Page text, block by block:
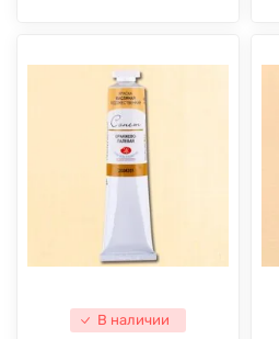
В наличии